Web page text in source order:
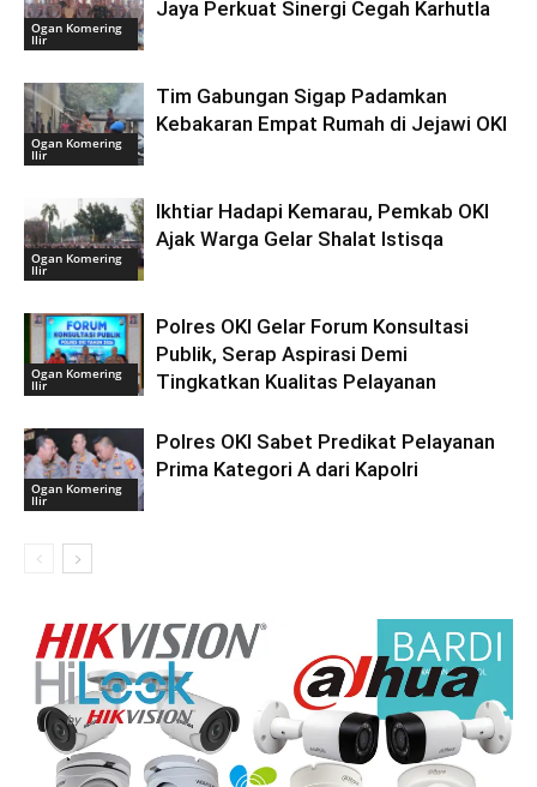
Ogan Komering
Ilir
Jaya Perkuat Sinergi Cegah Karhutla
Ogan Komering
Ilir
Tim Gabungan Sigap Padamkan
Kebakaran Empat Rumah di Jejawi OKI
Ogan Komering
Ilir
Ikhtiar Hadapi Kemarau, Pemkab OKI
Ajak Warga Gelar Shalat Istisqa
Ogan Komering
Ilir
Polres OKI Gelar Forum Konsultasi
Publik, Serap Aspirasi Demi
Tingkatkan Kualitas Pelayanan
Ogan Komering
Ilir
Polres OKI Sabet Predikat Pelayanan
Prima Kategori A dari Kapolri